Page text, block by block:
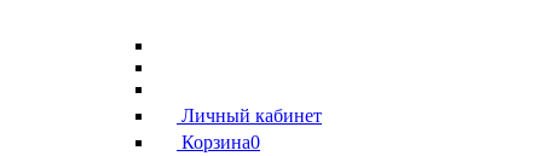
Личный кабинет
Корзина0